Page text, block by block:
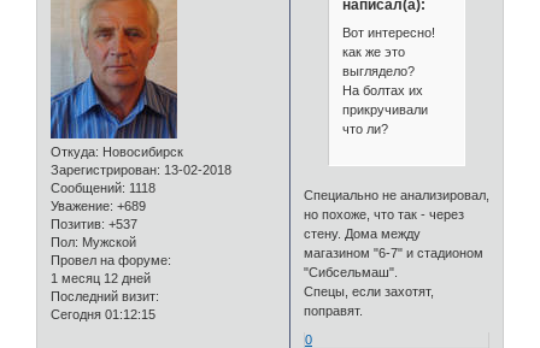
Откуда: Новосибирск
Зарегистрирован: 13-02-2018
Сообщений: 1118
Уважение: +689
Позитив: +537
Пол: Мужской
Провел на форуме:
1 месяц 12 дней
Последний визит:
Сегодня 01:12:15
написал(а):
Вот интересно!
как же это
выглядело?
На болтах их
прикручивали
что ли?
Специально не анализировал,
но похоже, что так - через
стену. Дома между
магазином "6-7" и стадионом
"Сибсельмаш".
Спецы, если захотят,
поправят.
0